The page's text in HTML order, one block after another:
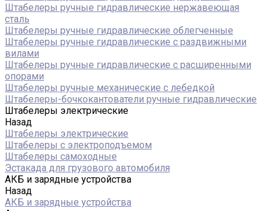
Штабелеры ручные гидравлические нержавеющая
сталь
Штабелеры ручные гидравлические облегченные
Штабелеры ручные гидравлические с раздвижными
вилами
Штабелеры ручные гидравлические с расширенными
опорами
Штабелеры ручные механические с лебедкой
Штабелеры-бочкокантователи ручные гидравлические
Штабелеры электрические
Назад
Штабелеры электрические
Штабелеры с электроподъемом
Штабелеры самоходные
Эстакада для грузового автомобиля
АКБ и зарядные устройства
Назад
АКБ и зарядные устройства